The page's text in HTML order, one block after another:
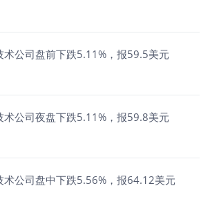
术公司盘前下跌5.11%，报59.5美元
术公司夜盘下跌5.11%，报59.8美元
术公司盘中下跌5.56%，报64.12美元